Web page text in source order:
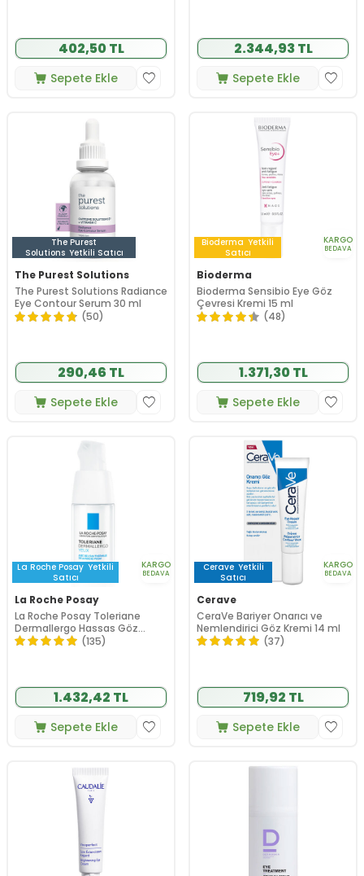
402,50 TL
Sepete Ekle
2.344,93 TL
Sepete Ekle
The Purest
Solutions Yetkili Satıcı
The Purest Solutions
The Purest Solutions Radiance
Eye Contour Serum 30 ml
(50)
290,46 TL
Sepete Ekle
Bioderma Yetkili
Satıcı
KARGO
BEDAVA
Bioderma
Bioderma Sensibio Eye Göz
Çevresi Kremi 15 ml
(48)
1.371,30 TL
Sepete Ekle
La Roche Posay Yetkili
Satıcı
KARGO
BEDAVA
La Roche Posay
La Roche Posay Toleriane
Dermallergo Hassas Göz
Çevresi Nemlendirici Bakım
(135)
1.432,42 TL
Sepete Ekle
Cerave Yetkili
Satıcı
KARGO
BEDAVA
Cerave
CeraVe Bariyer Onarıcı ve
Nemlendirici Göz Kremi 14 ml
(37)
719,92 TL
Sepete Ekle